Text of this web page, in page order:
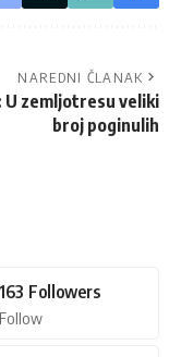
NAREDNI ČLANAK
U zemljotresu veliki
broj poginulih
163 Followers
Follow